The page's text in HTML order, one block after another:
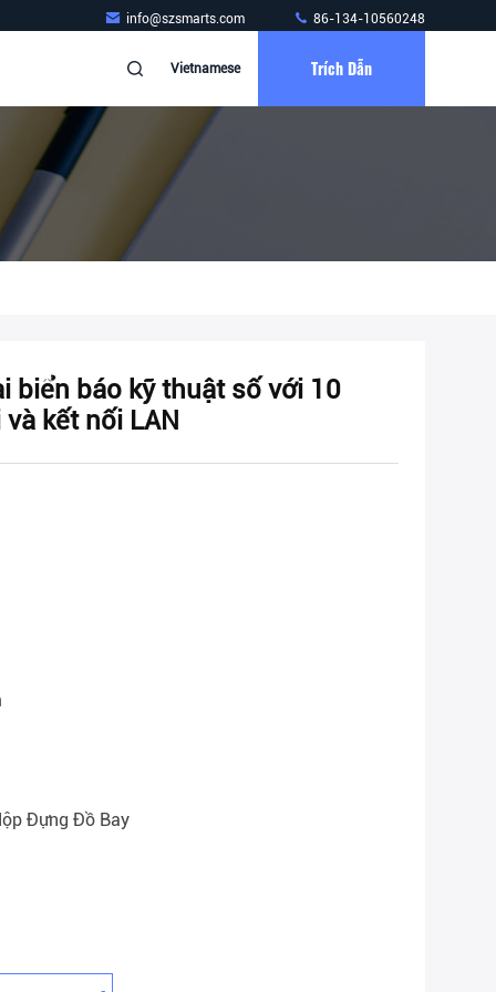
info@szsmarts.com 86-134-10560248
Vietnamese Trích Dẫn
biển báo kỹ thuật số với 10
kết nối LAN
Đựng Đồ Bay